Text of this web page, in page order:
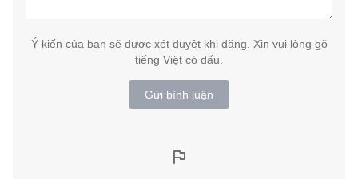
Ý kiến của bạn sẽ được xét duyệt khi đăng. Xin vui lòng gõ
tiếng Việt có dấu.
Gửi bình luận